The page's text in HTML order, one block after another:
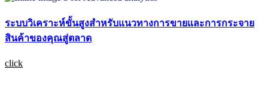
ระบบวิเคราะห์ขั้นสูงสำหรับแนวทางการขายและการกระจาย
สินค้าของคุณสู่ตลาด
click